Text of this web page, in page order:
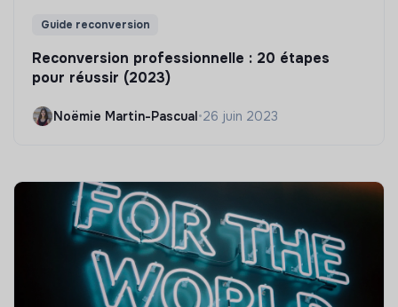
Guide reconversion
Reconversion professionnelle : 20 étapes
pour réussir (2023)
Noëmie Martin-Pascual•26 juin 2023